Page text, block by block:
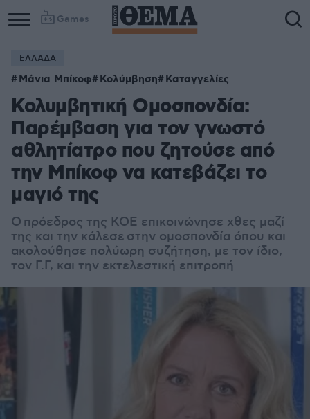
Games
ΕΛΛΑΔΑ
Μάνια Μπίκοφ Κολύμβηση Καταγγελίες
Κολυμβητική Ομοσπονδία:
Παρέμβαση για τον γνωστό
αθλητίατρο που ζητούσε από
την Μπίκοφ να κατεβάζει το
μαγιό της
Ο πρόεδρος της ΚΟΕ επικοινώνησε χθες μαζί
της και την κάλεσε στην ομοσπονδία όπου και
ακολούθησε πολύωρη συζήτηση, με τον ίδιο,
τον Γ.Γ, και την εκτελεστική επιτροπή